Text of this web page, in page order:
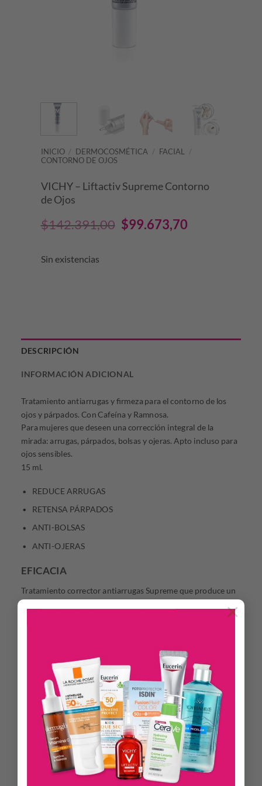
×
INICIO / DERMOCOSMÉTICA / FACIAL
/
CONTORNO DE OJOS
VICHY – Liftactiv Supreme Contorno
de Ojos
$142.391,00 El
$99.673,70
Sin existencias
DESCRIPCIÓN
INFORMACIÓN ADICIONAL
Tratamiento antiarrugas y firmeza para el contorno de los
ojos y párpados. Con Cafeína y Ramnosa.
Para mujeres que deseen una corrección integral de la
mirada: arrugas, párpados, bolsas y ojeras. Apto incluso para
ojos sensibles.
15 ml.
REDUCE ARRUGAS
RETENSA PÁRPADOS
ANTI-BOLSAS
ANTI-OJERAS
EFICACIA
Tratamiento corrector antiarrugas Supreme que produce un
efecto lifting 360º en la mirada, incluso para ojos sensibles.
Esta innovación se ha hecho realidad gracias a la selección de
La Ramnosa, azúcar vegetal 100% natural de doble acción,
calmante y anti-edad, capaz de estimular la Dermis
Origen, motor de juventud de toda la piel, para una
corrección anti-edad global: arrugas y firmeza.
La Cafeína, anti-ojeras que favorece la microcirculación
cutánea y el drenaje del exceso de agua.
La Escina (extracto del castaño de Indias), anti-bolsas que
reduce la hinchazón, descongestiona y calma.
El contorno de ojos rejuvenece y se realza la mirada.